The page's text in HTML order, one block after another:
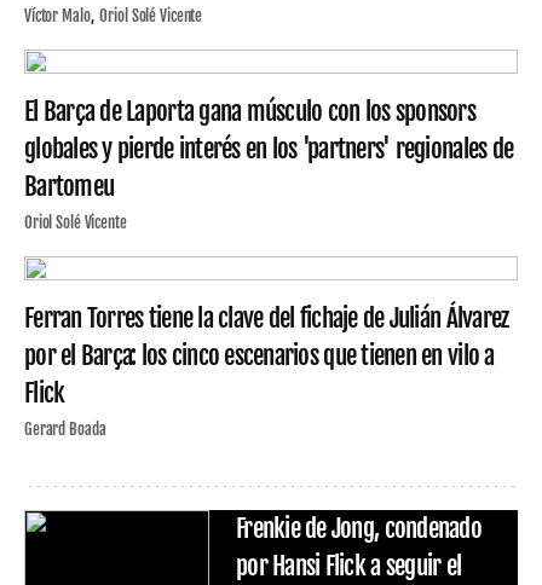
Víctor Malo Oriol Solé Vicente
El Barça de Laporta gana músculo con los sponsors
globales y pierde interés en los 'partners' regionales de
Bartomeu
Oriol Solé Vicente
Ferran Torres tiene la clave del fichaje de Julián Álvarez
por el Barça: los cinco escenarios que tienen en vilo a
Flick
Gerard Boada
Frenkie de Jong, condenado
por Hansi Flick a seguir el